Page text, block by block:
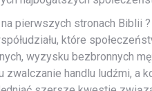
na pierwszych stronach Biblii
które
wyzysku bezbronnych
zwalczanie handlu ludźmi, a